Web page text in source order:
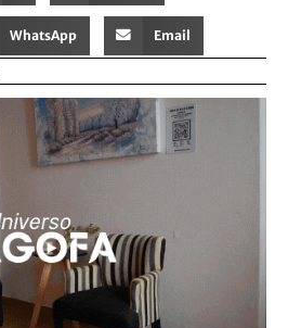
WhatsApp Email